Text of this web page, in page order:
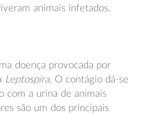
animais infetados.
doença provocada por
Leptospira. O contágio dá-se
com a urina de animais
são um dos principais